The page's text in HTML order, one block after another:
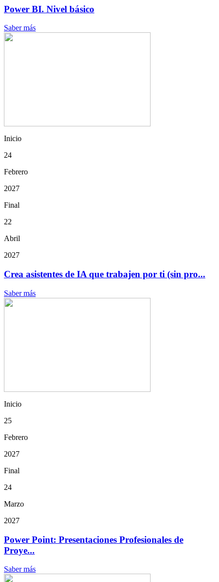
Power BI. Nivel básico
Saber más
Inicio
24
Febrero
2027
Final
22
Abril
2027
Crea asistentes de IA que trabajen por ti (sin pro...
Saber más
Inicio
25
Febrero
2027
Final
24
Marzo
2027
Power Point: Presentaciones Profesionales de
Proye...
Saber más